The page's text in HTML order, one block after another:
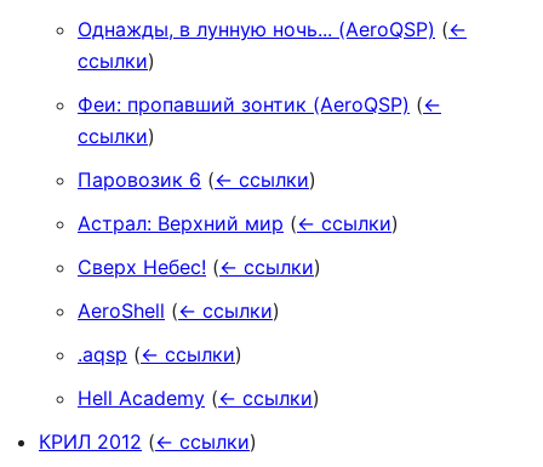
Однажды, в лунную ночь... (AeroQSP) (←
ссылки)
Феи: пропавший зонтик (AeroQSP) (←
ссылки)
Паровозик 6 (← ссылки)
Астрал: Верхний мир (← ссылки)
Сверх Небес! (← ссылки)
AeroShell (← ссылки)
.aqsp (← ссылки)
Hell Academy (← ссылки)
КРИЛ 2012 (← ссылки)